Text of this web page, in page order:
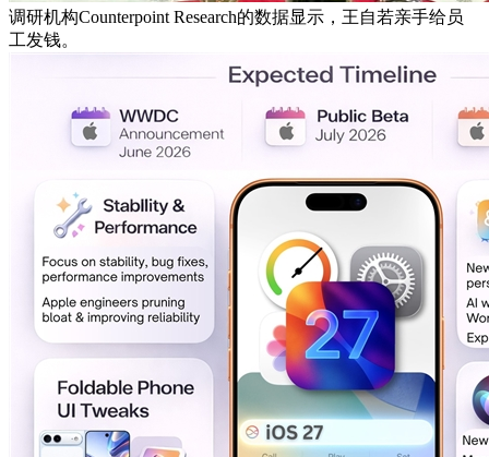
调研机构Counterpoint Research的数据显示，王自若亲手给员
工发钱。